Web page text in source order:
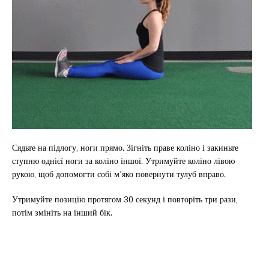
Сядьте на підлогу, ноги прямо. Зігніть праве коліно і закиньте
ступню однієї ноги за коліно іншої. Утримуйте коліно лівою
рукою, щоб допомогти собі м’яко повернути тулуб вправо.
Утримуйте позицію протягом 30 секунд і повторіть три рази,
потім змініть на інший бік.